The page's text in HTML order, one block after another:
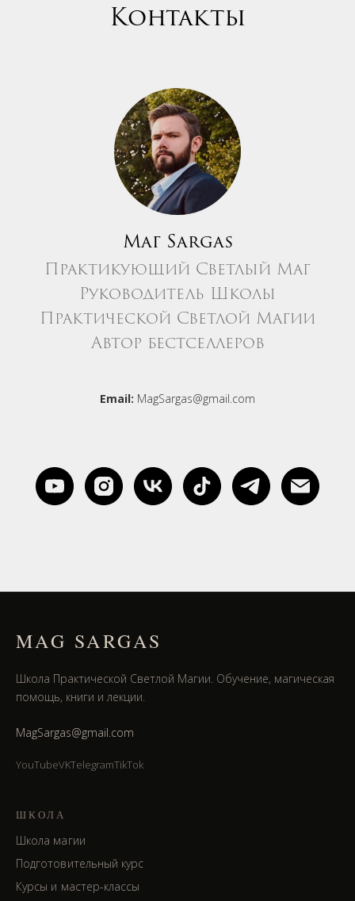
Контакты
Маг Sargas
Практикующий Светлый Маг
Руководитель Школы
Практической Светлой Магии
Автор бестселлеров
Email: MagSargas@gmail.com
MAG SARGAS
Школа Практической Светлой Магии. Обучение, магическая
помощь, книги и лекции.
MagSargas@gmail.com
YouTubeVKTelegramTikTok
ШКОЛА
Школа магии
Подготовительный курс
Курсы и мастер-классы